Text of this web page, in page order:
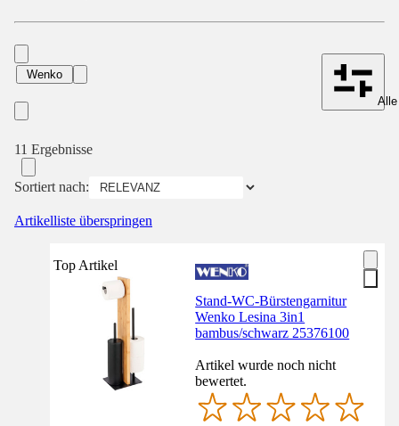
Wenko
11 Ergebnisse
Sortiert nach:
Artikelliste überspringen
Top Artikel
Stand-WC-Bürstengarnitur
Wenko Lesina 3in1
bambus/schwarz 25376100
Artikel wurde noch nicht
bewertet.